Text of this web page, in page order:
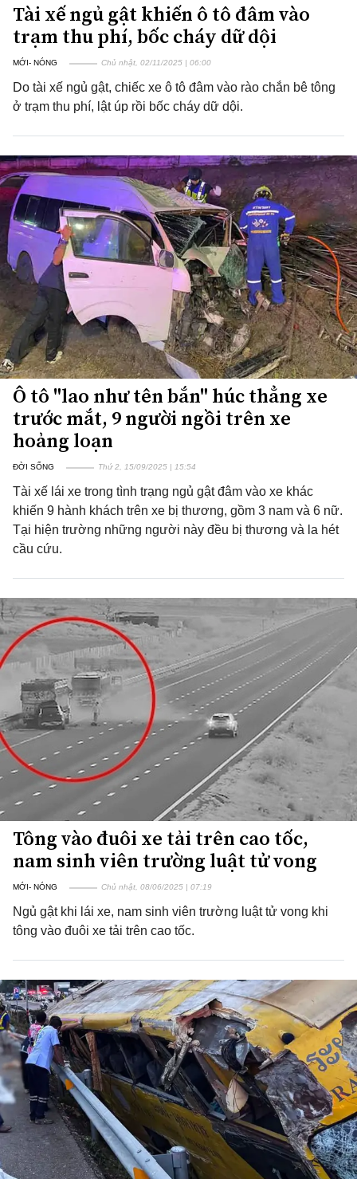
Tài xế ngủ gật khiến ô tô đâm vào
trạm thu phí, bốc cháy dữ dội
MỚI- NÓNG Chủ nhật, 02/11/2025 | 06:00
Do tài xế ngủ gật, chiếc xe ô tô đâm vào rào chắn bê tông
ở trạm thu phí, lật úp rồi bốc cháy dữ dội.
Ô tô "lao như tên bắn" húc thẳng xe
trước mắt, 9 người ngồi trên xe
hoảng loạn
ĐỜI SỐNG Thứ 2, 15/09/2025 | 15:54
Tài xế lái xe trong tình trạng ngủ gật đâm vào xe khác
khiến 9 hành khách trên xe bị thương, gồm 3 nam và 6 nữ.
Tại hiện trường những người này đều bị thương và la hét
cầu cứu.
Tông vào đuôi xe tải trên cao tốc,
nam sinh viên trường luật tử vong
MỚI- NÓNG Chủ nhật, 08/06/2025 | 07:19
Ngủ gật khi lái xe, nam sinh viên trường luật tử vong khi
tông vào đuôi xe tải trên cao tốc.